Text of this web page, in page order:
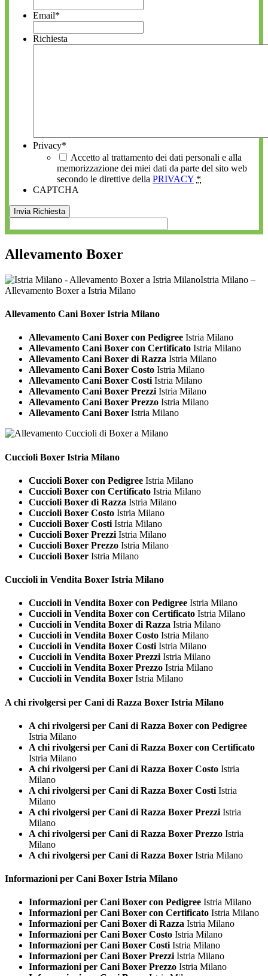
Email*
Richiesta
Privacy*
Accetto al trattamento dei dati personali e alla
memorizzazione dei miei dati da parte del sito web
secondo le direttive della PRIVACY *
CAPTCHA
Allevamento Boxer
Istria Milano –
Allevamento Boxer a Istria Milano
Allevamento Cani Boxer Istria Milano
Allevamento Cani Boxer con Pedigree Istria Milano
Allevamento Cani Boxer con Certificato Istria Milano
Allevamento Cani Boxer di Razza Istria Milano
Allevamento Cani Boxer Costo Istria Milano
Allevamento Cani Boxer Costi Istria Milano
Allevamento Cani Boxer Prezzi Istria Milano
Allevamento Cani Boxer Prezzo Istria Milano
Allevamento Cani Boxer Istria Milano
Cuccioli Boxer Istria Milano
Cuccioli Boxer con Pedigree Istria Milano
Cuccioli Boxer con Certificato Istria Milano
Cuccioli Boxer di Razza Istria Milano
Cuccioli Boxer Costo Istria Milano
Cuccioli Boxer Costi Istria Milano
Cuccioli Boxer Prezzi Istria Milano
Cuccioli Boxer Prezzo Istria Milano
Cuccioli Boxer Istria Milano
Cuccioli in Vendita Boxer Istria Milano
Cuccioli in Vendita Boxer con Pedigree Istria Milano
Cuccioli in Vendita Boxer con Certificato Istria Milano
Cuccioli in Vendita Boxer di Razza Istria Milano
Cuccioli in Vendita Boxer Costo Istria Milano
Cuccioli in Vendita Boxer Costi Istria Milano
Cuccioli in Vendita Boxer Prezzi Istria Milano
Cuccioli in Vendita Boxer Prezzo Istria Milano
Cuccioli in Vendita Boxer Istria Milano
A chi rivolgersi per Cani di Razza Boxer Istria Milano
A chi rivolgersi per Cani di Razza Boxer con Pedigree
Istria Milano
A chi rivolgersi per Cani di Razza Boxer con Certificato
Istria Milano
A chi rivolgersi per Cani di Razza Boxer Costo Istria
Milano
A chi rivolgersi per Cani di Razza Boxer Costi Istria
Milano
A chi rivolgersi per Cani di Razza Boxer Prezzi Istria
Milano
A chi rivolgersi per Cani di Razza Boxer Prezzo Istria
Milano
A chi rivolgersi per Cani di Razza Boxer Istria Milano
Informazioni per Cani Boxer Istria Milano
Informazioni per Cani Boxer con Pedigree Istria Milano
Informazioni per Cani Boxer con Certificato Istria Milano
Informazioni per Cani Boxer di Razza Istria Milano
Informazioni per Cani Boxer Costo Istria Milano
Informazioni per Cani Boxer CostiIstria Milano
Informazioni per Cani Boxer PrezziIstria Milano
Informazioni per Cani Boxer Prezzo Istria Milano